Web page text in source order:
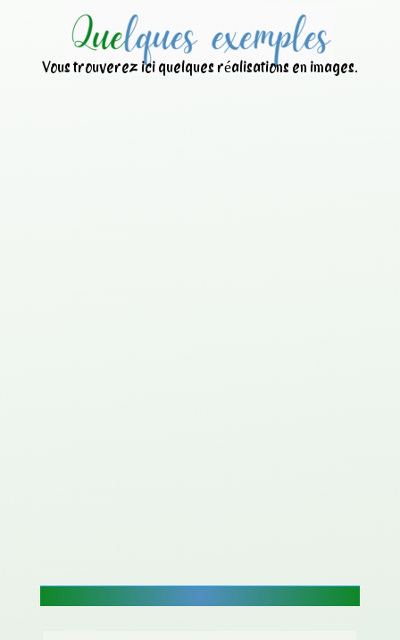
Vous trouverez ici quelques réalisations en images.